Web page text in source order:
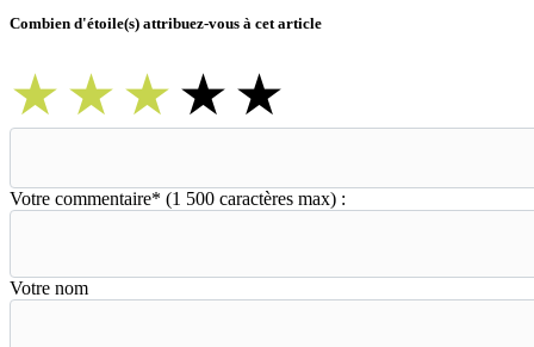
Combien d'étoile(s) attribuez-vous à cet article
★★★★★
Votre commentaire* (1 500 caractères max) :
Votre nom